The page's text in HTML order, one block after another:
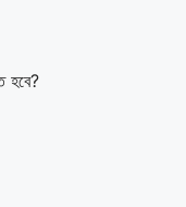
হবে?